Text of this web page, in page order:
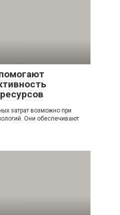
затрат возможно при
Они обеспечивают